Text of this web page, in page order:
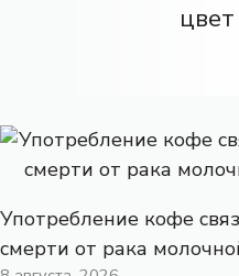
Употребление кофе
смерти от рака